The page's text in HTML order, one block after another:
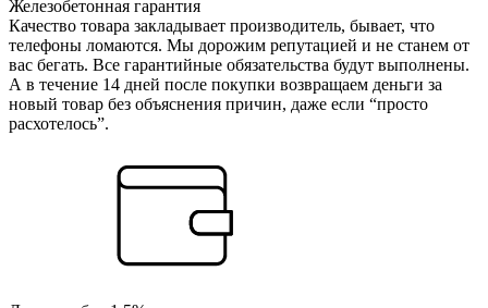
Железобетонная гарантия
Качество товара закладывает производитель, бывает, что
телефоны ломаются. Мы дорожим репутацией и не станем от
вас бегать. Все гарантийные обязательства будут выполнены.
А в течение 14 дней после покупки возвращаем деньги за
новый товар без объяснения причин, даже если “просто
расхотелось”.